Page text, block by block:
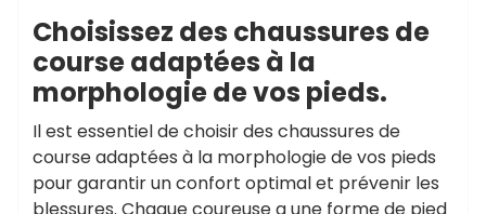
Choisissez des chaussures de
course adaptées à la
morphologie de vos pieds.
Il est essentiel de choisir des chaussures de
course adaptées à la morphologie de vos pieds
pour garantir un confort optimal et prévenir les